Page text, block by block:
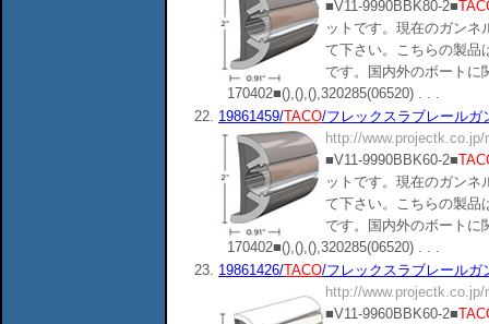
■V11-9990BBK80-2■
ットです。現在のガンネ
て下さい。こちらの製品
です。国内外のボートに
170402■(),(),(),320285(06520) . . .
22. 19861459/TACO/フレックスラブレールガ
http://
■V11-9990BBK60-2■
ットです。現在のガンネ
て下さい。こちらの製品
です。国内外のボートに
170402■(),(),(),320285(06520) . . .
23. 19861426/TACO/フレックスラブレールガ
http://
■V11-9960BBK60-2■